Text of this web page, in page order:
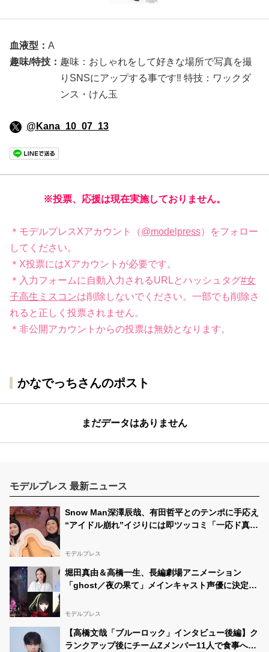
血液型： A
趣味/特技： 趣味：おしゃれをして好きな場所で写真を撮
りSNSにアップする事です‼ 特技：ワックダ
ンス・けん玉
@Kana_10_07_13
※投票、応援は現在実施しておりません。
＊モデルプレスXアカウント（@modelpress）をフォロー
してください。
＊X投票にはXアカウントが必要です。
＊入力フォームに自動入力されるURLとハッシュタグ#女
子高生ミスコンは削除しないでください。一部でも削除さ
れると正しく投票されません。
＊非公開アカウントからの投票は無効となります。
かなでっちさんのポスト
まだデータはありません
モデルプレス 最新ニュース
Snow Man深澤辰哉、有田哲平とのテンポに手応え
“アイドル崩れ”イジりには即ツッコミ「一応ド真ん
モデルプレス
堀田真由＆高橋一生、長編劇場アニメーション
「ghost／夜の果て」メインキャスト声優に決定
感情を思い出しました」
モデルプレス
【高橋文哉「ブルーロック」インタビュー後編】ク
ランクアップ後にチームZメンバー11人で食事へ